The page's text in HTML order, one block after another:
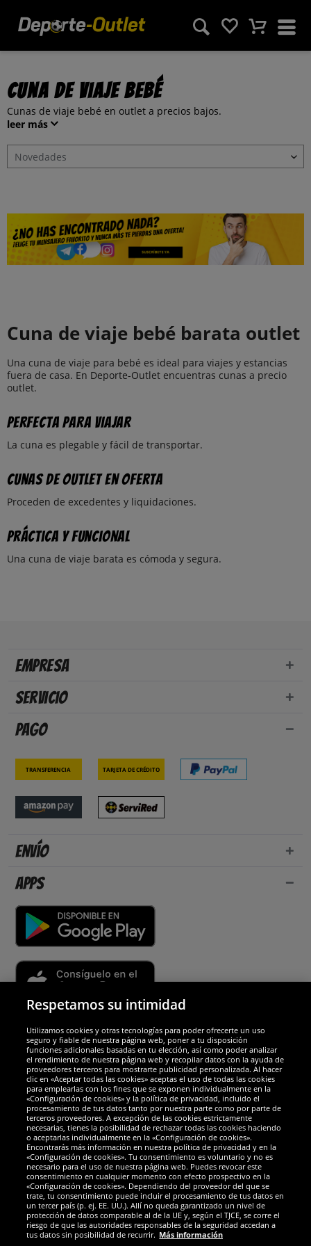
Cuna de viaje bebé
Cunas de viaje bebé en outlet a precios bajos.
leer más
Cuna de viaje bebé barata outlet
Una cuna de viaje para bebé es ideal para viajes y estancias
fuera de casa. En Deporte-Outlet encuentras cunas a precio
outlet.
Perfecta para viajar
La cuna es plegable y fácil de transportar.
Cunas de outlet en oferta
Proceden de excedentes y liquidaciones.
Práctica y funcional
Una cuna de viaje barata es cómoda y segura.
Empresa
Servicio
Pago
Transferencia Tarjeta de crédito
Envío
Apps
Socios y seguridad
Galardones
Redes sociales
Respetamos su intimidad
Utilizamos cookies y otras tecnologías para poder ofrecerte un uso
seguro y fiable de nuestra página web, poner a tu disposición
funciones adicionales basadas en tu elección, así como poder analizar
el rendimiento de nuestra página web y recopilar datos con la ayuda de
proveedores terceros para mostrarte publicidad personalizada. Al hacer
clic en «Aceptar todas las cookies» aceptas el uso de todas las cookies
para emplearlas con los fines que se exponen individualmente en la
«Configuración de cookies» y la política de privacidad, incluido el
procesamiento de tus datos tanto por nuestra parte como por parte de
terceros proveedores. A excepción de las cookies estrictamente
necesarias, tienes la posibilidad de rechazar todas las cookies haciendo
o aceptarlas individualmente en la «Configuración de cookies».
Encontrarás más información en nuestra política de privacidad y en la
«Configuración de cookies». Tu consentimiento es voluntario y no es
necesario para el uso de nuestra página web. Puedes revocar este
consentimiento en cualquier momento con efecto prospectivo en la
«Configuración de cookies». Dependiendo del proveedor del que se
trate, tu consentimiento puede incluir el procesamiento de tus datos en
un tercer país (p. ej. EE. UU.). Allí no queda garantizado un nivel de
protección de datos comparable al de la UE y, según el TJCE, se corre el
riesgo de que las autoridades responsables de la seguridad accedan a
tus datos sin posibilidad de recurrir. Más información